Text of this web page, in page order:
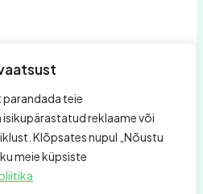
parandada teie
reklaame või
Klõpsates nupul „Nõustu
meie küpsiste